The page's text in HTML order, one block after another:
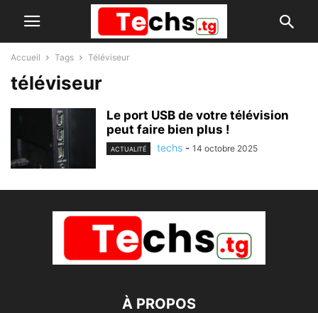
Accueil Tags Téléviseur
téléviseur
Le port USB de votre télévision
peut faire bien plus !
ACTUALITÉ techs - 14 octobre 2025
À PROPOS